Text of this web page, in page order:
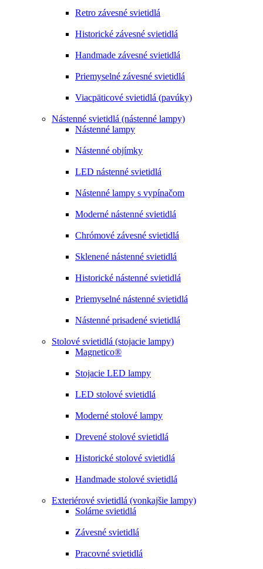
Retro závesné svietidlá
Historické závesné svietidlá
Handmade závesné svietidlá
Priemyselné závesné svietidlá
Viacpäticové svietidlá (pavúky)
Nástenné svietidlá (nástenné lampy)
Nástenné lampy
Nástenné objímky
LED nástenné svietidlá
Nástenné lampy s vypínačom
Moderné nástenné svietidlá
Chrómové závesné svietidlá
Sklenené nástenné svietidlá
Historické nástenné svietidlá
Priemyselné nástenné svietidlá
Nástenné prisadené svietidlá
Stolové svietidlá (stojacie lampy)
Magnetico®
Stojacie LED lampy
LED stolové svietidlá
Moderné stolové lampy
Drevené stolové svietidlá
Historické stolové svietidlá
Handmade stolové svietidlá
Exteriérové svietidlá (vonkajšie lampy)
Solárne svietidlá
Závesné svietidlá
Pracovné svietidlá